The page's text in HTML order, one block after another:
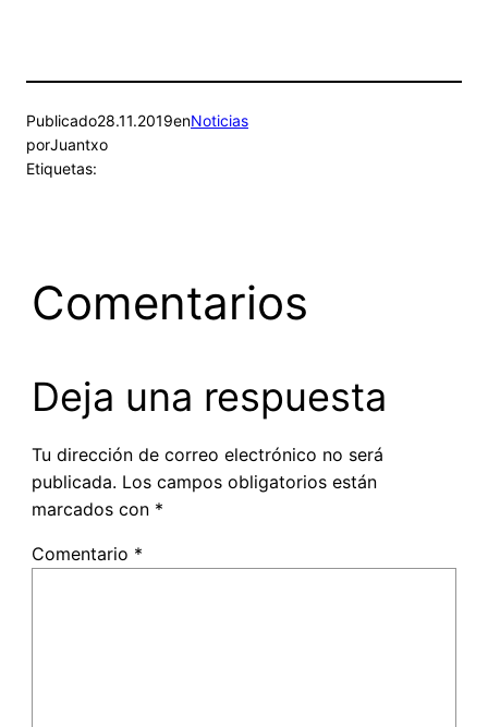
Publicado28.11.2019enNoticias
porJuantxo
Etiquetas:
Comentarios
Deja una respuesta
Tu dirección de correo electrónico no será
publicada. Los campos obligatorios están
marcados con *
Comentario *